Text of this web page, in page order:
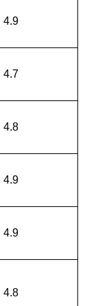
4.9
4.7
4.8
4.9
4.9
4.8